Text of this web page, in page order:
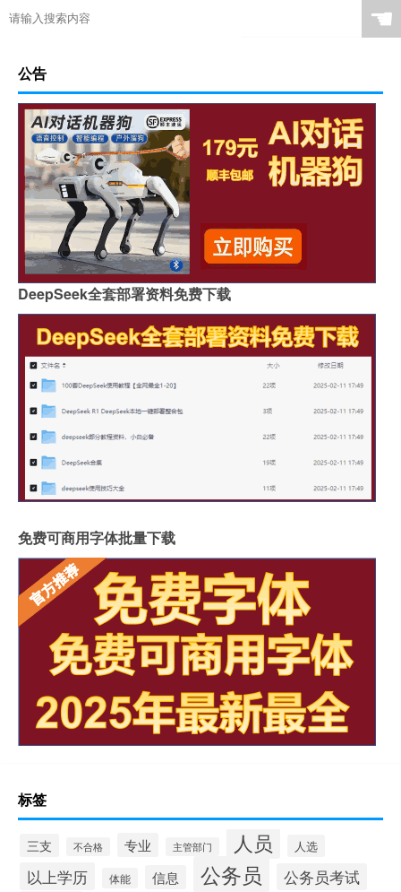
☚
公告
DeepSeek全套部署资料免费下载
免费可商用字体批量下载
标签
三支 不合格 专业 主管部门 人员 人选
以上学历 体能 信息 公务员 公务员考试